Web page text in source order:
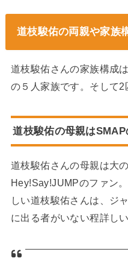
道枝駿佑の両親や家族
道枝駿佑さんの家族構成
の５人家族です。そして2
道枝駿佑の母親はSMAP
道枝駿佑さんの母親は大
Hey!Say!JUMPのファン
しい道枝駿佑さんは、ジ
に出る者がいない程詳しい